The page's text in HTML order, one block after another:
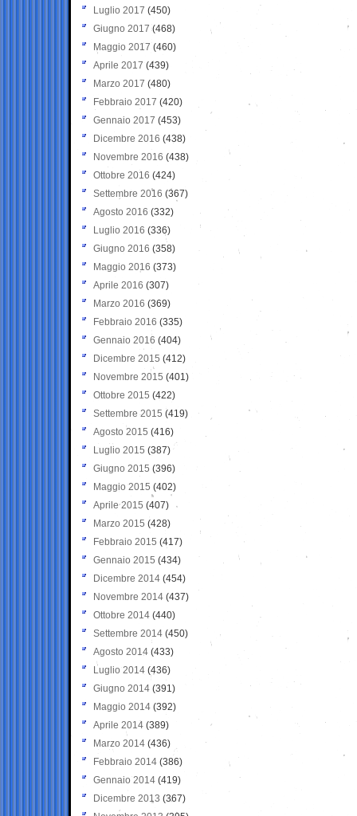
Luglio 2017 (450)
Giugno 2017 (468)
Maggio 2017 (460)
Aprile 2017 (439)
Marzo 2017 (480)
Febbraio 2017 (420)
Gennaio 2017 (453)
Dicembre 2016 (438)
Novembre 2016 (438)
Ottobre 2016 (424)
Settembre 2016 (367)
Agosto 2016 (332)
Luglio 2016 (336)
Giugno 2016 (358)
Maggio 2016 (373)
Aprile 2016 (307)
Marzo 2016 (369)
Febbraio 2016 (335)
Gennaio 2016 (404)
Dicembre 2015 (412)
Novembre 2015 (401)
Ottobre 2015 (422)
Settembre 2015 (419)
Agosto 2015 (416)
Luglio 2015 (387)
Giugno 2015 (396)
Maggio 2015 (402)
Aprile 2015 (407)
Marzo 2015 (428)
Febbraio 2015 (417)
Gennaio 2015 (434)
Dicembre 2014 (454)
Novembre 2014 (437)
Ottobre 2014 (440)
Settembre 2014 (450)
Agosto 2014 (433)
Luglio 2014 (436)
Giugno 2014 (391)
Maggio 2014 (392)
Aprile 2014 (389)
Marzo 2014 (436)
Febbraio 2014 (386)
Gennaio 2014 (419)
Dicembre 2013 (367)